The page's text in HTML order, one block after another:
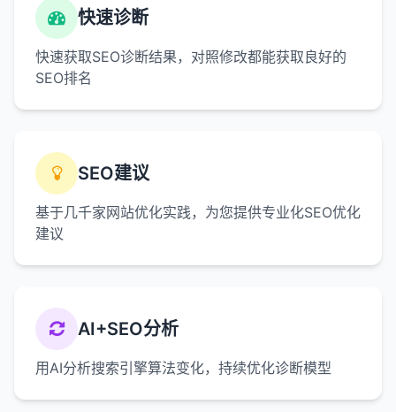
快速诊断
快速获取SEO诊断结果，对照修改都能获取良好的
SEO排名
SEO建议
基于几千家网站优化实践，为您提供专业化SEO优化
建议
AI+SEO分析
用AI分析搜索引擎算法变化，持续优化诊断模型